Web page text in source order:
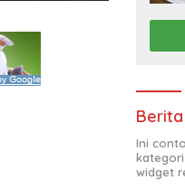
Ini
widget